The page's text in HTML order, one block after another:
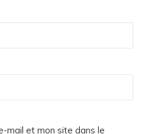
mail et mon site dans le